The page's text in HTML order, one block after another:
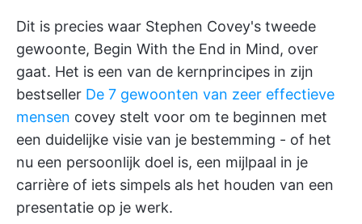
Dit is precies waar Stephen Covey's tweede
gewoonte, Begin With the End in Mind, over
gaat. Het is een van de kernprincipes in zijn
bestseller De 7 gewoonten van zeer effectieve
mensen covey stelt voor om te beginnen met
een duidelijke visie van je bestemming - of het
nu een persoonlijk doel is, een mijlpaal in je
carrière of iets simpels als het houden van een
presentatie op je werk.